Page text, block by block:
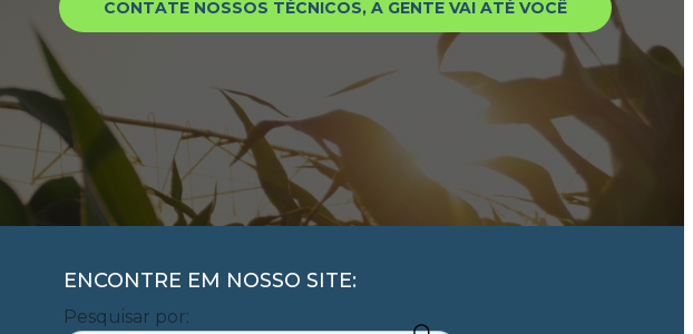
CONTATE NOSSOS TÉCNICOS, A GENTE VAI ATÉ VOCÊ
ENCONTRE EM NOSSO SITE:
Pesquisar por: